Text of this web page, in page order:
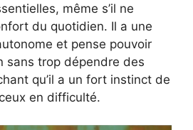
même s’il ne
du quotidien. Il a une
et pense pouvoir
sans trop dépendre des
qu’il a un fort instinct de
en difficulté.